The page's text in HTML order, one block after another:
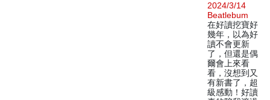
2024/3/14
Beatlebum
在好讀挖寶好
幾年，以為好
讀不會更新
了，但還是偶
爾會上來看
看，沒想到又
有新書了，超
級感動！好讀